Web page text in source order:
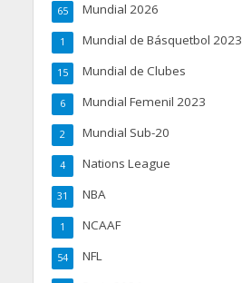
Mundial 2026
65
Mundial de Básquetbol 2023
1
Mundial de Clubes
15
Mundial Femenil 2023
6
Mundial Sub-20
2
Nations League
4
NBA
31
NCAAF
1
NFL
54